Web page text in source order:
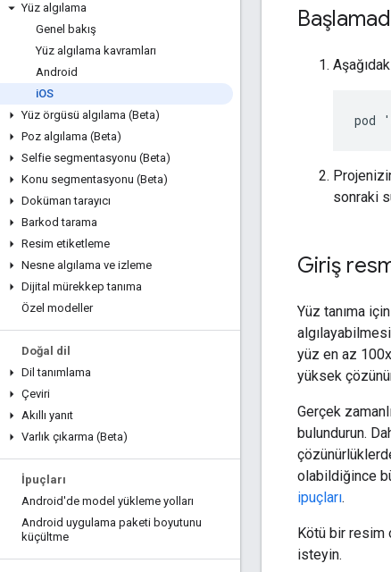
Yüz algılama
Genel bakış
Yüz algılama kavramları
Android
iOS
Yüz örgüsü algılama (Beta)
Poz algılama (Beta)
Selfie segmentasyonu (Beta)
Konu segmentasyonu (Beta)
Doküman tarayıcı
Barkod tarama
Resim etiketleme
Nesne algılama ve izleme
Dijital mürekkep tanıma
Özel modeller
Doğal dil
Dil tanımlama
Çeviri
Akıllı yanıt
Varlık çıkarma (Beta)
İpuçları
Android'de model yükleme yolları
Android uygulama paketi boyutunu
küçültme
sonraki
Giriş
Yüz tanıma
yüz en az
yüksek
Gerçek
bulundurun.
olabildiğince
ipuçları.
Kötü bir resim
isteyin.